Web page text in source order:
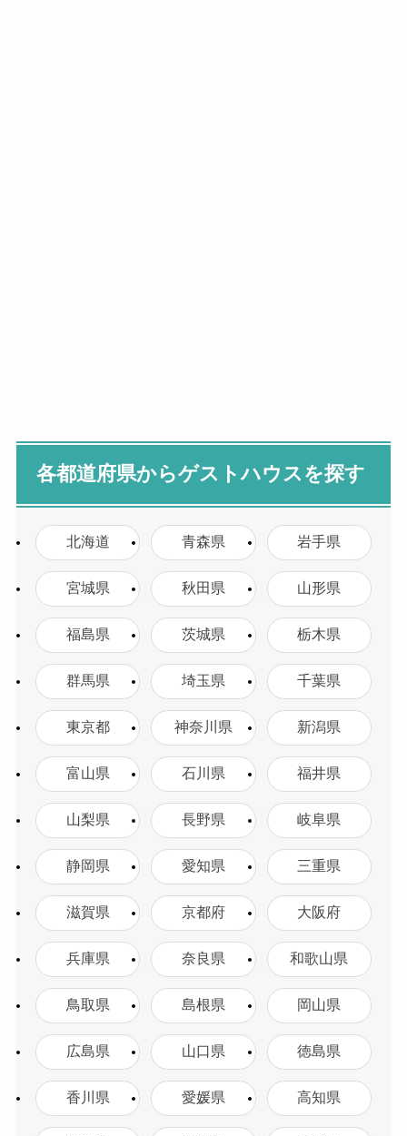
各都道府県からゲストハウスを探す
北海道 青森県 岩手県
宮城県 秋田県 山形県
福島県 茨城県 栃木県
群馬県 埼玉県 千葉県
東京都 神奈川県 新潟県
富山県 石川県 福井県
山梨県 長野県 岐阜県
静岡県 愛知県 三重県
滋賀県 京都府 大阪府
兵庫県 奈良県 和歌山県
鳥取県 島根県 岡山県
広島県 山口県 徳島県
香川県 愛媛県 高知県